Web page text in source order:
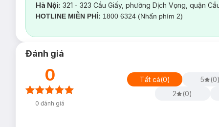
Hà Nội: 321 - 323 Cầu Giấy, phường Dịch Vọng, quận
HOTLINE MIỄN PHÍ: 1800 6324 (Nhấn phím 2)
Đánh giá
0
0 đánh giá
Tất cả(0) 5 (0
2
(0)